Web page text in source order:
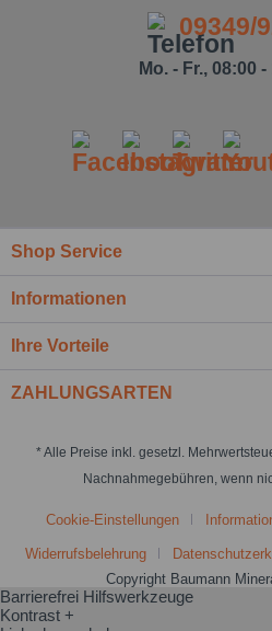
09349/
Mo. - Fr., 08:00
Shop Service
Informationen
Ihre Vorteile
ZAHLUNGSARTEN
* Alle Preise inkl. gesetzl.
Nachnahmegebühren, wenn
Cookie-Einstellungen
Widerrufsbelehrung
Copyright Baumann
Barrierefrei Hilfswerkzeuge
Kontrast +